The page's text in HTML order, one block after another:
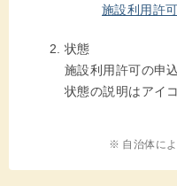
施設利用許
状態
施設利用許可の申
状態の説明はアイ
※ 自治体によ